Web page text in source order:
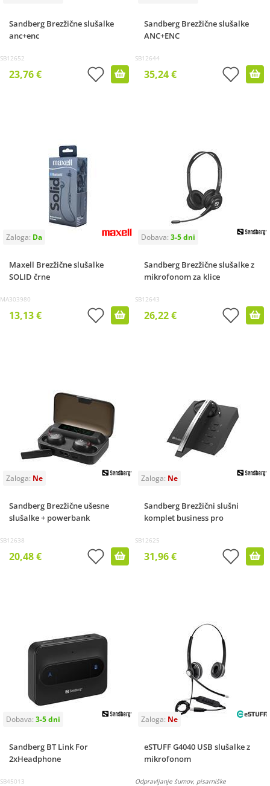
Sandberg Brezžične slušalke
anc+enc
SB12652
23,76 €
Sandberg Brezžične slušalke
ANC+ENC
SB12644
35,24 €
Maxell Brezžične slušalke
SOLID črne
MA303980
13,13 €
Sandberg Brezžične slušalke z
mikrofonom za klice
SB12643
26,22 €
Sandberg Brezžične ušesne
slušalke + powerbank
SB12638
20,48 €
Sandberg Brezžični slušni
komplet business pro
SB12625
31,96 €
Sandberg BT Link For
2xHeadphone
SB45013
eSTUFF G4040 USB slušalke z
mikrofonom
Odpravljanje šumov, pisarniške